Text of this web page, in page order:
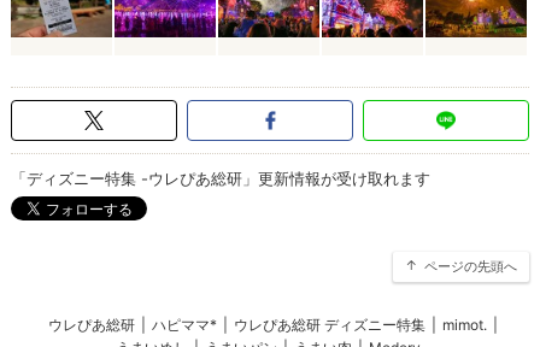
「ディズニー特集 -ウレぴあ総研」更新情報が受け取れます
ページの先頭へ
ウレぴあ総研 ハピママ* ウレぴあ総研 ディズニー特集 mimot.